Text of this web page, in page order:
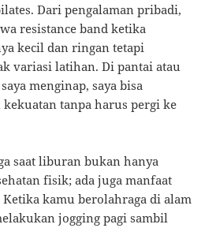
Dari pengalaman pribadi,
resistance band ketika
kecil dan ringan tetapi
variasi latihan. Di pantai atau
menginap, saya bisa
tanpa harus pergi ke
saat liburan bukan hanya
fisik; ada juga manfaat
Ketika kamu berolahraga di alam
jogging pagi sambil